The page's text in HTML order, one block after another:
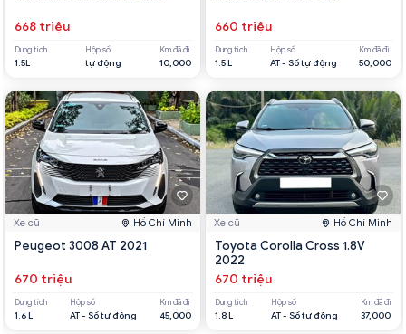
668 triệu
Dung tích
1.5L
Hộp số
tự động
Km đã đi
10,000
Xe cũ Hồ Chí Minh
Peugeot 3008 AT 2021
670 triệu
Dung tích
1.6 L
Hộp số
AT - Số tự động
Km đã đi
45,000
660 triệu
Dung tích
1.5 L
Hộp số
AT - Số tự động
Km đã đi
50,000
Xe cũ Hồ Chí Minh
Toyota Corolla Cross 1.8V
2022
670 triệu
Dung tích
1.8 L
Hộp số
AT - Số tự động
Km đã đi
37,000